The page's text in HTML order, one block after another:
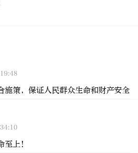
施策，保证人民群众生命和财产安全
至上！